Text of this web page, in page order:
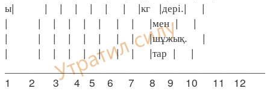
ы| | | | | | | |кг |дері.| |
| | | | | | | | |мен | |
| | | | | | | | |шұжық. |
| | | | | | | | |тар | |
1 2 3 4 5 6 7 8 9 10 11 12